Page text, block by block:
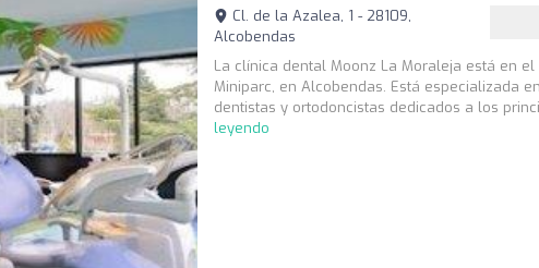
Cl. de la Azalea, 1 - 28109,
Alcobendas
La clínica dental Moonz La Moraleja está en
Miniparc, en Alcobendas. Está especializada
dentistas y ortodoncistas dedicados a los
leyendo